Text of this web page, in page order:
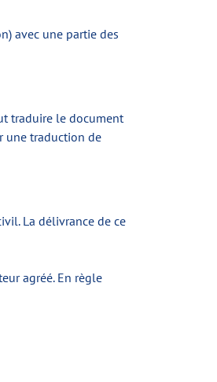
avec une partie des
traduire le document
une traduction de
La délivrance de ce
agréé. En règle